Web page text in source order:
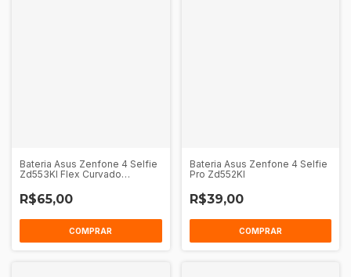
Bateria Asus Zenfone 4 Selfie
Zd553Kl Flex Curvado
R$65,00
COMPRAR
Bateria Asus Zenfone 4 Selfie
Pro Zd552Kl
R$39,00
COMPRAR